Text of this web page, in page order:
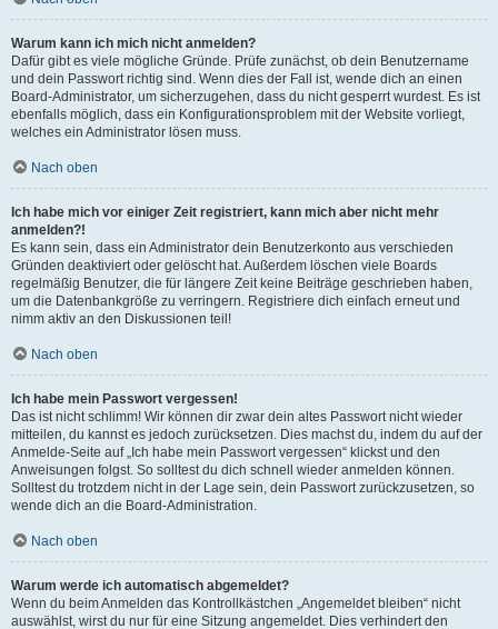
Warum kann ich mich nicht anmelden?
Dafür gibt es viele mögliche Gründe. Prüfe zunächst, ob dein Benutzername
und dein Passwort richtig sind. Wenn dies der Fall ist, wende dich an einen
Board-Administrator, um sicherzugehen, dass du nicht gesperrt wurdest. Es ist
ebenfalls möglich, dass ein Konfigurationsproblem mit der Website vorliegt,
welches ein Administrator lösen muss.
Nach oben
Ich habe mich vor einiger Zeit registriert, kann mich aber nicht mehr
anmelden?!
Es kann sein, dass ein Administrator dein Benutzerkonto aus verschieden
Gründen deaktiviert oder gelöscht hat. Außerdem löschen viele Boards
regelmäßig Benutzer, die für längere Zeit keine Beiträge geschrieben haben,
um die Datenbankgröße zu verringern. Registriere dich einfach erneut und
nimm aktiv an den Diskussionen teil!
Nach oben
Ich habe mein Passwort vergessen!
Das ist nicht schlimm! Wir können dir zwar dein altes Passwort nicht wieder
mitteilen, du kannst es jedoch zurücksetzen. Dies machst du, indem du auf der
Anmelde-Seite auf „Ich habe mein Passwort vergessen“ klickst und den
Anweisungen folgst. So solltest du dich schnell wieder anmelden können.
Solltest du trotzdem nicht in der Lage sein, dein Passwort zurückzusetzen, so
wende dich an die Board-Administration.
Nach oben
Warum werde ich automatisch abgemeldet?
Wenn du beim Anmelden das Kontrollkästchen „Angemeldet bleiben“ nicht
auswählst, wirst du nur für eine Sitzung angemeldet. Dies verhindert den